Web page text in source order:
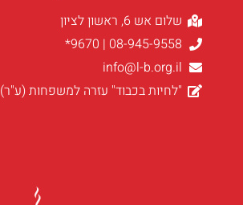
שלום אש 6, ראשון לציון
08-945-9558 | 9670*
info@l-b.org.il
"לחיות בכבוד" עזרה למשפחות (ע"ר) 580224863